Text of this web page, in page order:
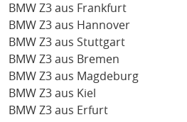
BMW Z3 aus Frankfurt
BMW Z3 aus Hannover
BMW Z3 aus Stuttgart
BMW Z3 aus Bremen
BMW Z3 aus Magdeburg
BMW Z3 aus Kiel
BMW Z3 aus Erfurt